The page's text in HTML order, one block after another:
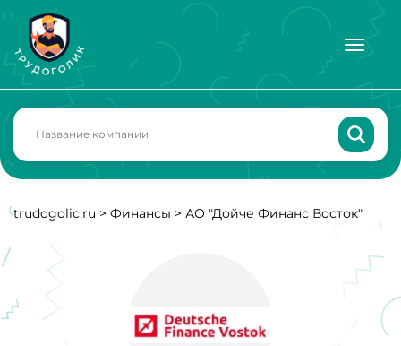
trudogolic.ru > Финансы > АО "Дойче Финанс Восток"